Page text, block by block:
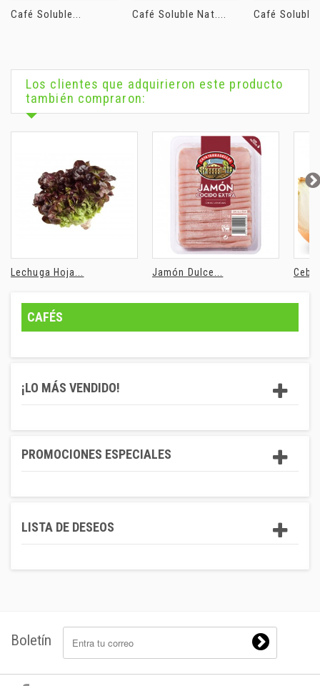
Café Soluble... Café Soluble Nat.... Café Soluble
Los clientes que adquirieron este producto
también compraron:
Lechuga Hoja... Jamón Dulce...
CAFÉS
¡LO MÁS VENDIDO!
PROMOCIONES ESPECIALES
LISTA DE DESEOS
Boletín